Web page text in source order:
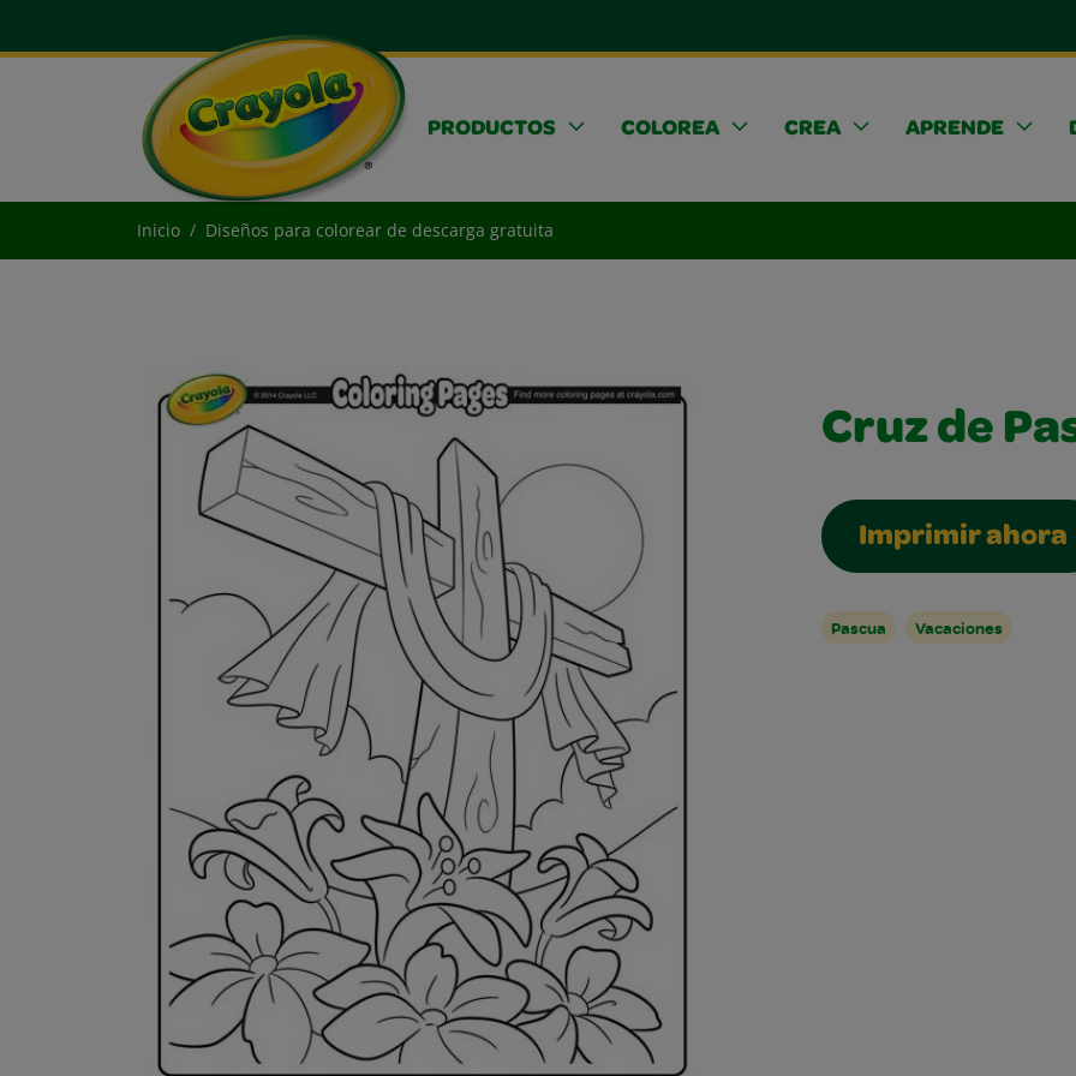
PRODUCTOS COLOREA CREA APRENDE
Inicio Diseños para colorear de descarga gratuita
Cruz de
Imprimir ahora
Pascua Vacaciones